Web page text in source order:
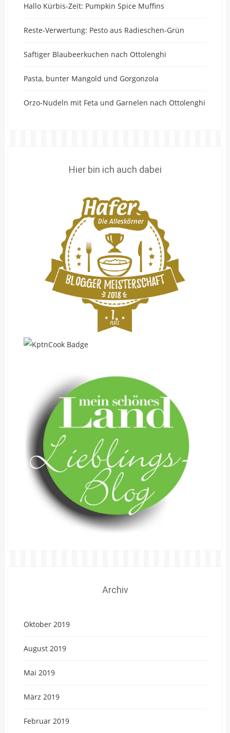
Hallo Kürbis-Zeit: Pumpkin Spice Muffins
Reste-Verwertung: Pesto aus Radieschen-Grün
Saftiger Blaubeerkuchen nach Ottolenghi
Pasta, bunter Mangold und Gorgonzola
Orzo-Nudeln mit Feta und Garnelen nach Ottolenghi
Hier bin ich auch dabei
Archiv
Oktober 2019
August 2019
Mai 2019
März 2019
Februar 2019